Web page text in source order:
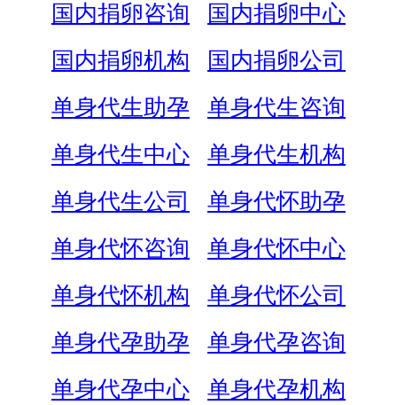
国内捐卵咨询
国内捐卵中心
国内捐卵机构
国内捐卵公司
单身代生助孕
单身代生咨询
单身代生中心
单身代生机构
单身代生公司
单身代怀助孕
单身代怀咨询
单身代怀中心
单身代怀机构
单身代怀公司
单身代孕助孕
单身代孕咨询
单身代孕中心
单身代孕机构